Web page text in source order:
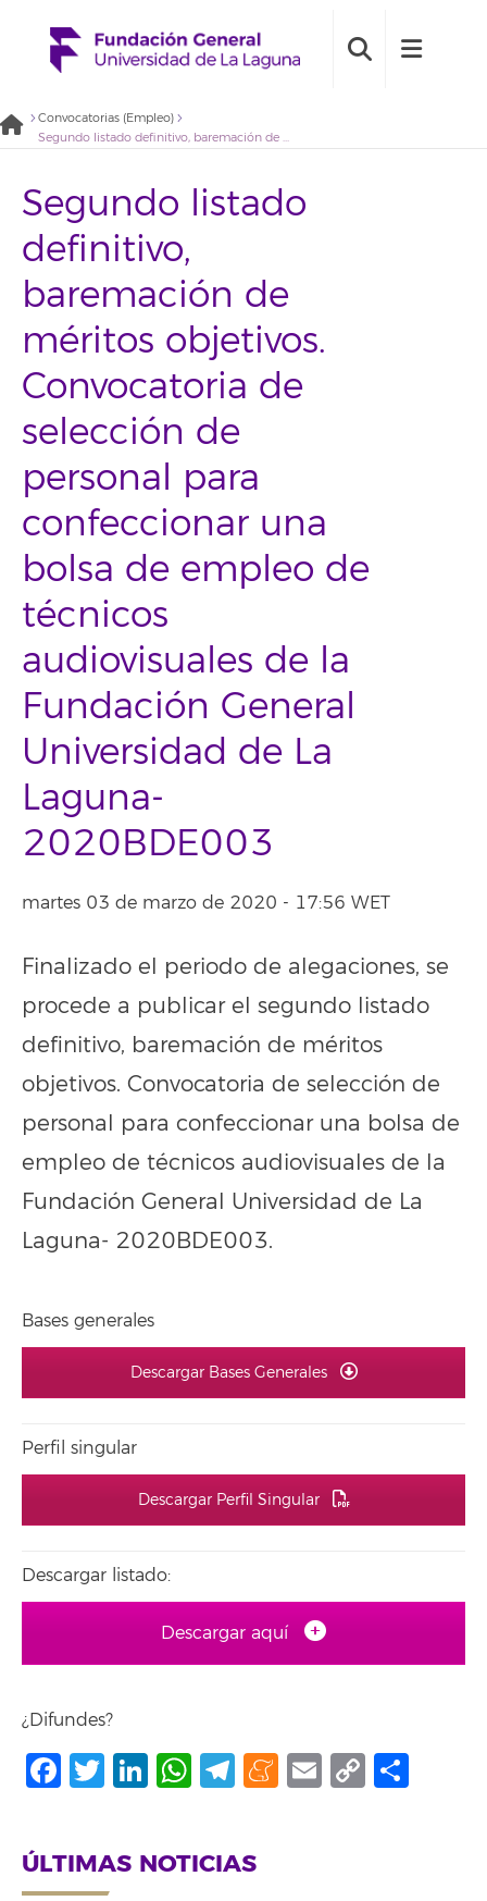
Convocatorias (Empleo)
Segundo listado definitivo, baremación de méritos objetivos. Convocatoria de selección de personal para confeccionar una bolsa de empleo de técnicos audiovisuales de la Fundación General Universidad de La Laguna- 2020BDE003
Segundo listado
definitivo,
baremación de
méritos objetivos.
Convocatoria de
selección de
personal para
confeccionar una
bolsa de empleo de
técnicos
audiovisuales de la
Fundación General
Universidad de La
Laguna-
2020BDE003
martes 03 de marzo de 2020 - 17:56 WET
Finalizado el periodo de alegaciones, se
procede a publicar el segundo listado
definitivo, baremación de méritos
objetivos. Convocatoria de selección de
personal para confeccionar una bolsa de
empleo de técnicos audiovisuales de la
Fundación General Universidad de La
Laguna- 2020BDE003.
Bases generales
Descargar Bases Generales
Perfil singular
Descargar Perfil Singular
Descargar listado:
Descargar aquí
¿Difundes?
Facebook
Twitter
LinkedIn
WhatsApp
Telegram
Meneame
Email
Copy
ÚLTIMAS NOTICIAS